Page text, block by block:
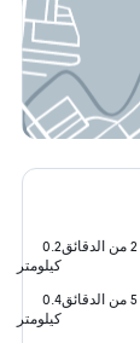
0.2
كيلومتر
0.4
كيلومتر